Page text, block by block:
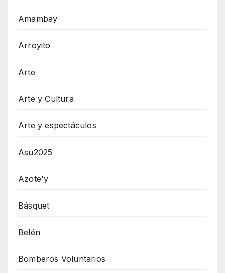
Amambay
Arroyito
Arte
Arte y Cultura
Arte y espectáculos
Asu2025
Azote'y
Básquet
Belén
Bomberos Voluntarios